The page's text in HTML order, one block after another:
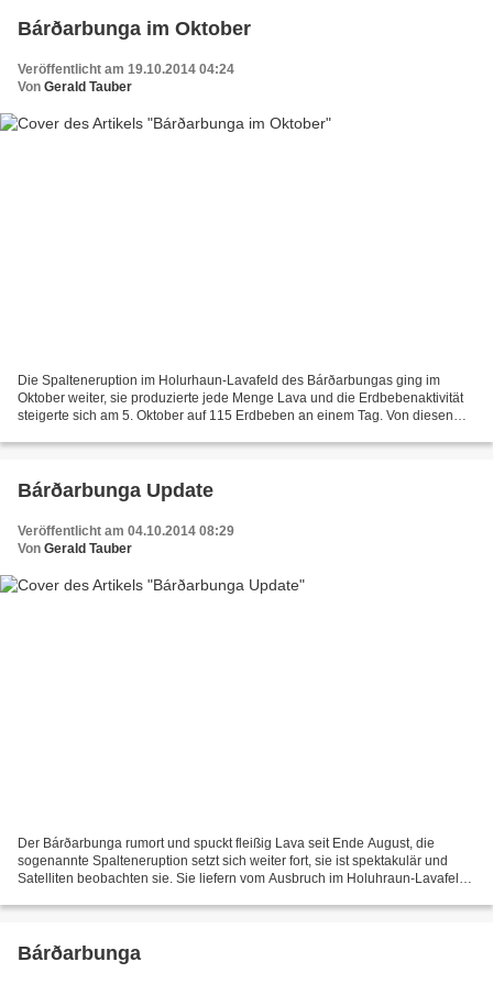
Bárðarbunga im Oktober
Veröffentlicht am 19.10.2014 04:24
Von Gerald Tauber
Die Spalteneruption im Holurhaun-Lavafeld des Bárðarbungas ging im
Oktober weiter, sie produzierte jede Menge Lava und die Erdbebenaktivität
steigerte sich am 5. Oktober auf 115 Erdbeben an einem Tag. Von diesen
Bárðarbunga Update
Veröffentlicht am 04.10.2014 08:29
Von Gerald Tauber
Der Bárðarbunga rumort und spuckt fleißig Lava seit Ende August, die
sogenannte Spalteneruption setzt sich weiter fort, sie ist spektakulär und
Satelliten beobachten sie. Sie liefern vom Ausbruch im Holuhraun-Lavafeld
Bárðarbunga